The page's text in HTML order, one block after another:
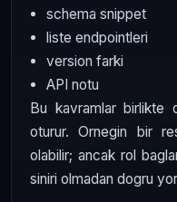
schema snippet
liste endpointleri
version farki
API notu
Bu kavramlar birlikte
oturur. Ornegin bir
olabilir; ancak rol
siniri olmadan dogru